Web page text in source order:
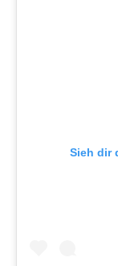
Sieh dir